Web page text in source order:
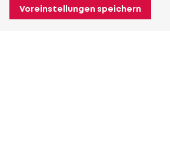
Voreinstellungen speichern